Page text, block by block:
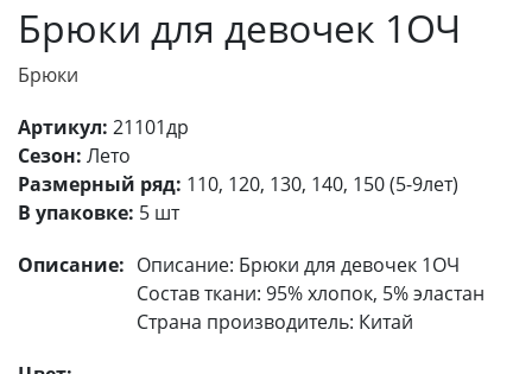
Брюки для девочек 1ОЧ
Брюки
Артикул: 21101др
Сезон: Лето
Размерный ряд: 110, 120, 130, 140, 150 (5-9лет)
В упаковке: 5 шт
Описание: Описание: Брюки для девочек 1ОЧ
Состав ткани: 95% хлопок, 5% эластан
Страна производитель: Китай